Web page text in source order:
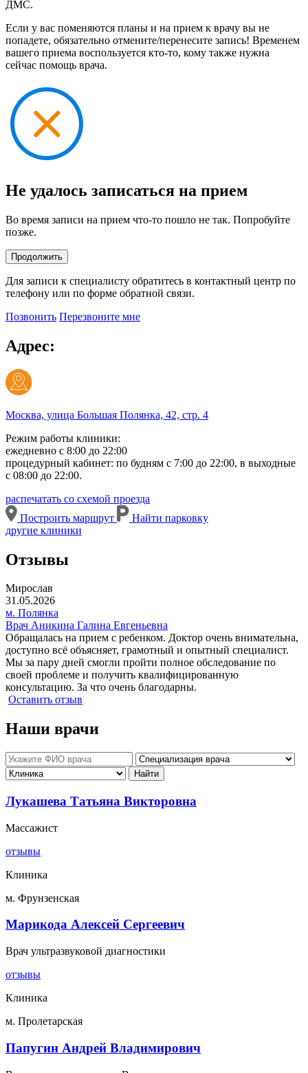
ДМС.
Если у вас поменяются планы и на прием к врачу вы не
попадете, обязательно отмените/перенесите запись! Временем
вашего приема воспользуется кто-то, кому также нужна
сейчас помощь врача.
Не удалось записаться на прием
Во время записи на прием что-то пошло не так. Попробуйте
позже.
Продолжить
Для записи к специалисту обратитесь в контактный центр по
телефону или по форме обратной связи.
Позвонить Перезвоните мне
Адрес:
Москва, улица Большая Полянка, 42, стр. 4
Режим работы клиники:
ежедневно с 8:00 до 22:00
процедурный кабинет: по будням с 7:00 до 22:00, в выходные
с 08:00 до 22:00.
распечатать со схемой проезда
Построить маршрут
Найти парковку
другие клиники
Отзывы
Мирослав
31.05.2026
м. Полянка
Врач Аникина Галина Евгеньевна
Обращалась на прием с ребенком. Доктор очень внимательна,
доступно всё объясняет, грамотный и опытный специалист.
Мы за пару дней смогли пройти полное обследование по
своей проблеме и получить квалифицированную
консультацию. За что очень благодарны.
Оставить отзыв
Наши врачи
Лукашева Татьяна Викторовна
Массажист
отзывы
Клиника
м. Фрунзенская
Марикода Алексей Сергеевич
Врач ультразвуковой диагностики
отзывы
Клиника
м. Пролетарская
Папугин Андрей Владимирович